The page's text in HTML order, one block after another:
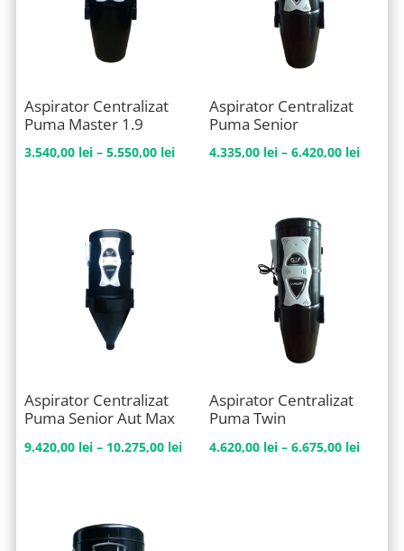
Aspirator Centralizat
Puma Master 1.9
3.540,00 lei – 5.550,00 leiInterval
Aspirator Centralizat
Puma Senior
4.335,00 lei – 6.420,00 lei
Aspirator Centralizat
Puma Senior Aut Max
9.420,00 lei – 10.275,00 leiInterval
Aspirator Centralizat
Puma Twin
4.620,00 lei – 6.675,00 lei